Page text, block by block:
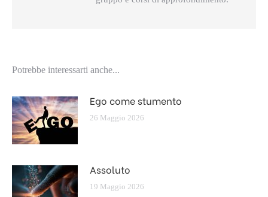
Potrebbe interessarti anche...
Ego come stumento
26 Maggio 2026
Assoluto
19 Maggio 2026